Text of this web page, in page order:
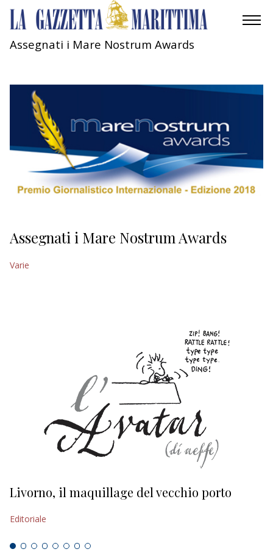
AMBIENTE
MOBILITÀ
INDUSTRIA
RICERCA
ECONOMIA
CULTURA
NAUTICA
Assegnati i Mare Nostrum Awards
Assegnati i Mare Nostrum Awards
Varie
Livorno, il maquillage del vecchio porto
Editoriale